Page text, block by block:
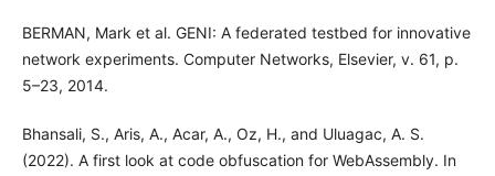
BERMAN, Mark et al. GENI: A federated testbed for innovative
network experiments. Computer Networks, Elsevier, v. 61, p.
5–23, 2014.
Bhansali, S., Aris, A., Acar, A., Oz, H., and Uluagac, A. S.
(2022). A first look at code obfuscation for WebAssembly. In